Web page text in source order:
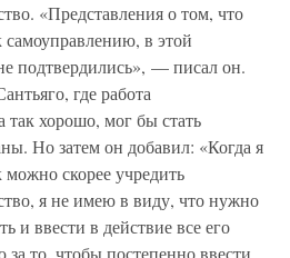
«Представления о том, что
в этой
подтвердились», — писал он.
где работа
так хорошо, мог бы стать
Но затем он добавил: «Когда я
можно скорее учредить
я не имею в виду, что нужно
и ввести в действие все его
то, чтобы постепенно ввести